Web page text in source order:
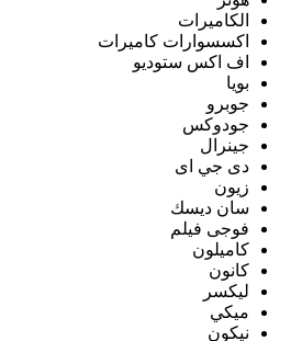
الكاميرات
اكسسوارات كاميرات
اف اكس ستوديو
بويا
جوبرو
جودوكس
جينرال
دى جي اى
زيون
سان ديسك
فوجى فيلم
كاميلون
كانون
ليكسر
ميكي
نيكون